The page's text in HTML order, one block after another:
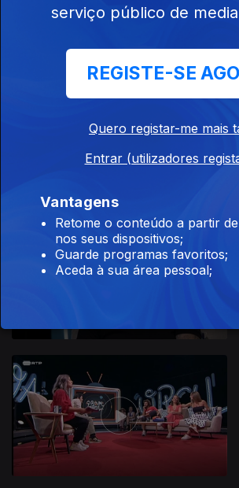
serviço público de media
REGISTE-SE
Quero registar-me mais
Entrar (utilizadores
Vantagens
Retome o conteúdo a partir
nos seus dispositivos;
Guarde programas favoritos;
Aceda à sua área pessoal;